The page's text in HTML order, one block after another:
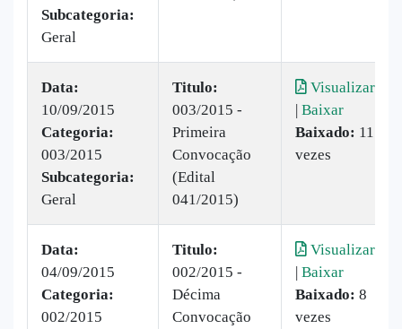
Subcategoria:
Geral
Data:
10/09/2015
Categoria:
003/2015
Subcategoria:
Geral
Titulo:
003/2015 -
Primeira
Convocação
(Edital
041/2015)
Visualizar
| Baixar
Baixado: 11
vezes
Data:
04/09/2015
Categoria:
002/2015
Titulo:
002/2015 -
Décima
Convocação
Visualizar
| Baixar
Baixado: 8
vezes